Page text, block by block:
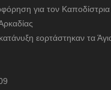
για τον
εορτάστηκαν τα